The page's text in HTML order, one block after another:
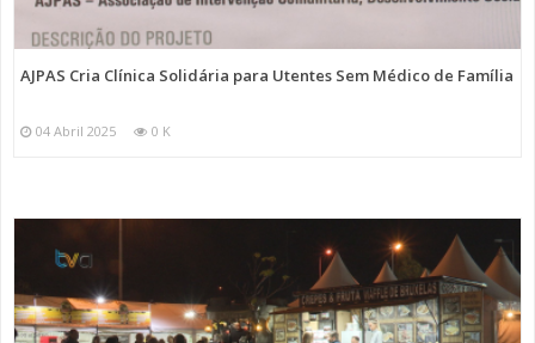
AJPAS Cria Clínica Solidária para Utentes Sem Médico de Família
04 Abril 2025 0 K